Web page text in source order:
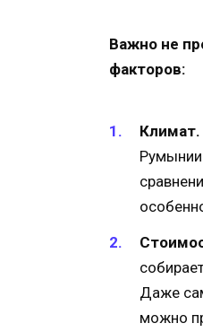
Важно не
факторов:
Климат.
Даже
можно